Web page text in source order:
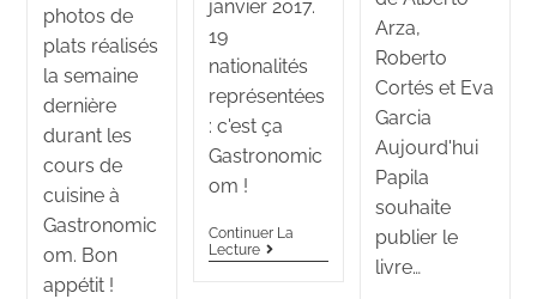
photos de
plats réalisés
la semaine
dernière
durant les
cours de
cuisine à
Gastronomic
om. Bon
appétit !
janvier 2017.
19
nationalités
représentées
: c'est ça
Gastronomic
om !
Continuer La
Lecture
Arza,
Roberto
Cortés et Eva
Garcia
Aujourd'hui
Papila
souhaite
publier le
livre…